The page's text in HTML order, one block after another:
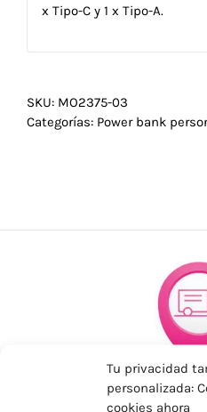
Tu privacidad
personalizada:
cookies ahora
x Tipo-C y 1 x Tipo-A.
SKU: MO2375-03
Categorías: Power bank
ENVÍOS